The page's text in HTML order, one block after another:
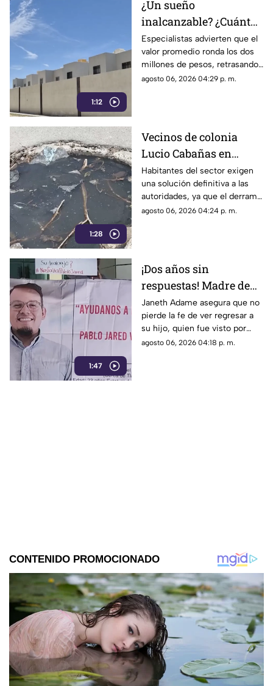
1:12
¿Un sueño
inalcanzable? ¿Cuánto
cuesta comprar una
casa en La Laguna?
Especialistas advierten que el
valor promedio ronda los dos
millones de pesos, retrasando
considerablemente la edad en
agosto 06, 2026 04:29 p. m.
1:28
Vecinos de colonia
Lucio Cabañas en
Lerdo exigen a SAPAL
reparar constante brote
de aguas negras
Habitantes del sector exigen
una solución definitiva a las
autoridades, ya que el derrame
representa un grave foco de
agosto 06, 2026 04:24 p. m.
1:47
¡Dos años sin
respuestas! Madre de
Pablo Jared mantiene
la esperanza de
encontrarlo con vida
Janeth Adame asegura que no
pierde la fe de ver regresar a
su hijo, quien fue visto por
última vez el 30 de julio de
agosto 06, 2026 04:18 p. m.